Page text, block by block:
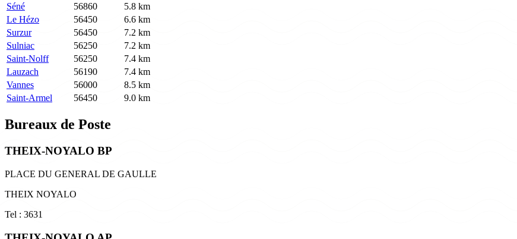
Séné
56860
5.8 km
Le Hézo
56450
6.6 km
Surzur
56450
7.2 km
Sulniac
56250
7.2 km
Saint-Nolff
56250
7.4 km
Lauzach
56190
7.4 km
Vannes
56000
8.5 km
Saint-Armel
56450 9.0 km
Bureaux de Poste
THEIX-NOYALO BP
PLACE DU GENERAL DE GAULLE
THEIX NOYALO
Tel : 3631